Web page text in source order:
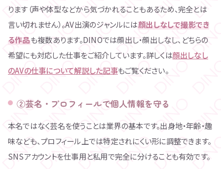
ります（声や体型などから気づかれることもあるため、完全とは
言い切れません）。AV出演のジャンルには顔出しなしで撮影でき
る作品も複数あります。DINOでは顔出し・顔出しなし、どちらの
希望にも対応した仕事をご紹介しています。詳しくは顔出しなし
のAVの仕事について解説した記事もご覧ください。
②芸名・プロフィールで個人情報を守る
本名ではなく芸名を使うことは業界の基本です。出身地・年齢・趣
味なども、プロフィール上では特定されにくい形に調整できます。
SNSアカウントを仕事用と私用で完全に分けることも有効です。